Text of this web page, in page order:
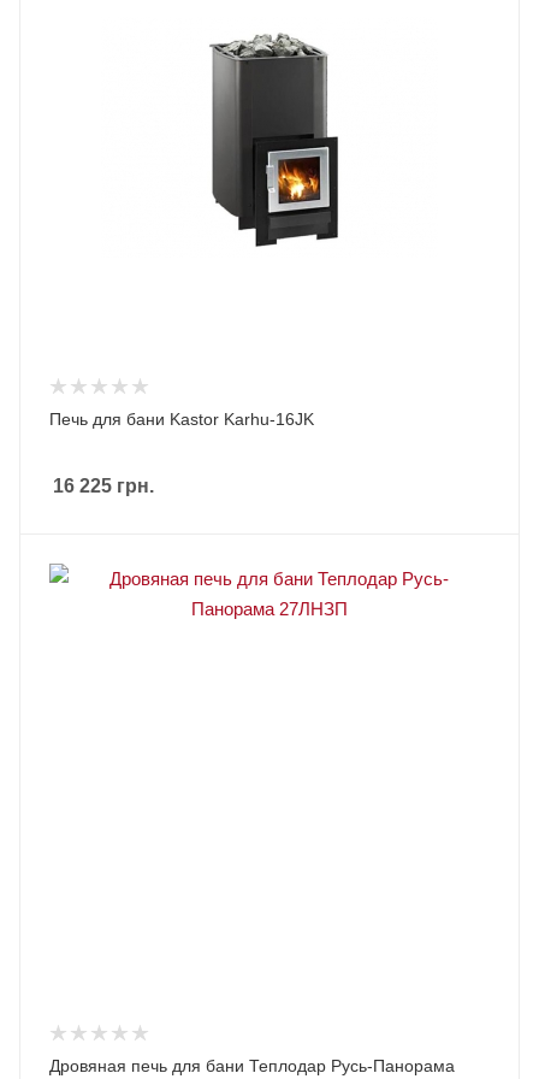
Печь для бани Kastor Karhu-16JK
16 225 грн.
Дровяная печь для бани Теплодар Русь-Панорама